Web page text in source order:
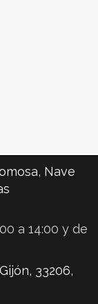
Nave
a 14:00 y de
Gijón, 33206,